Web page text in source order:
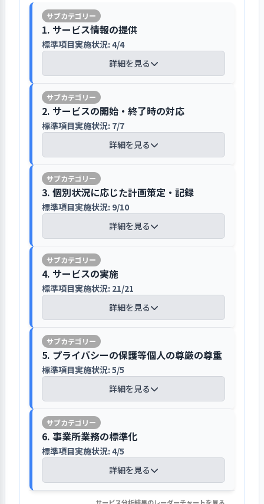
重要な案件を決定する手順は、法人定
款、定款施行細則に定めている。意思
決定の内容は毎月の職員会議や朝の職
員ミーティングで経緯とともに説明し
ている。週3日勤務のパートタイムの職
員にも伝わるようパソコン内の情報共
有フォルダを活用して、情報の漏れや
情報格差が生じないようにしている。
利用者に関わる事項については、毎朝
行われる朝礼で利用者に報告し内容を
説明するとともに、出勤頻度が低い利
用者にも周知できるようホワイトボー
ドや掲示物で常に目に触れるようにし
たり職員から声かけするなど漏れのな
いようにしている。
1. 事業所が目指していることの実現に向け
て一丸となっている
標準項目実施状況: 7/7
1. 事業所が目指していること（理念・ビジ
ョン、基本方針など）を周知している
事業所が目指していること（理
念・ビジョン、基本方針など）につ
た中期・短期の課題を踏まえて年度目
標を定め、事務室内に掲示して職員や
利用者と共有している。それらを踏ま
えて年度事業計画を策定している。予
算はこの事業計画を反映させ編成して
いる。利用者が一人ひとり自己決定に
基づいて行動できるよう、この計画を
職員間で共有し、連携して利用者への
支援体制を構築している。
必要な修正を加えている
年間の事業計画を実行するために個々
の事業の進行をブレイクダウンして年
間カレンダー、年間行事・レクリエー
ション予定表に記載し、担当職員を割
り振っている。そして、年間や月間の予
定表を作成して掲示し、職員や利用者
と共有している。計画に変更があった
場合は、その都度更新し掲示して職
員、利用者の認識がずれないようにし
ている。事業計画は半年ごとに事業報
告を行い下半期に向けて当初計画に修
正を加えている。事業計画や事業報告
は共有フォルダに保存してあり、いつ
でも閲覧して確認できるようにしてい
る。
1. 事業所を取り巻く環境について情報を把
握・検討し、課題を抽出している
者は施設長が務め、職員が苦情受付担
当者になっている。折に触れ、朝礼の
場でも苦情解決制度について説明をし
ている。さらに、意見や要望を聞いた
職員は速やかに他の職員とその内容を
共有し、ミーティングを開催して対応
策を検討している。虐待については職
員同士がお互いに言動に注意をしあっ
て防止を図り、さらに上司への報告も
義務付けている。
見学受け入れやカフェの営業などで地域
との関係作りに取り組んでいる
事業所運営の透明性を高めるため法人
機関紙やホームページで活動内容を開
示している。新型コロナウイルス感染
の状況に配慮しつつ見学者や中学生の
職場体験や体験ボランティア、事業所利
用希望者の体験実習は担当職員を決め
受け入れている。生産活動としてカフ
ェを営業しており地域住民の憩いの場
されている。さらに、町内会の花いっ
ぱい運動に参加して花を育てるなど地
域との関係作りに取り組んでいる。地
域自立支援協議会専門部会に参加し地
域の課題について意見交換をしてい
1. 社会人・福祉サービス事業者として守る
べきことを明確にし、その達成に取り組ん
でいる
想定されるリスクに備えマニュアルを整
備し、必要な対策を採っている
事故発生時対応マニュアルや感染症マ
ニュアル、苦情対応マニュアルを整備
じている。カフェなどで販売している
パンや菓子などの苦情も営業上のリス
クとしてとらえ、ワッフルがぬるい、
毛髪混入などのクレームに対して苦情
対応マニュアルに沿って対応してい
合にそなえ、洪水時の避難確保計画や
土砂災害対策マニュアル、感染症に対
する新型コロナウイルス感染症発生時
における事業継続計画（BCP）等を策
定しており、計画に沿って避難訓練も実
施している。
個人情報保護規定を整備し、他機関と情
報共有するときは本人の了解を得ている
報保護に関する方針や個人情報保護規
定を定め、職員に周知している。利用
者の個人情報に関しては利用契約時に
「個人情報提供同意書」の提出を求
め、個人情報の取扱いについて詳細に
説明している。また、自己の個人記録
は開示請求できる旨を重要事項説明書
に記載している。支援の都合上他機関
と情報共有する時は、その都度本人に
了解を得ている。個人情報は紙媒体は
施錠できる書庫に保管し、電子データ
はサーバーの共有フォルダに整理保存
人内全施設長の会議や、臨時管理職会
等を開催し検討している。ほどなく方
向性が打ち出せる見込みとなってい
る。
職員が率先して外部研修に参加して様々
な情報を持ち帰り職員間で共有している
職員の研修は施設内部や市、東京都、
地区の保健所、東京都社会福祉協議会
等が開催する精神事例検討や就労支
援、工賃アップ、また食品衛生講習な
どをテーマにしたものに参加してい
る。感染症対策でオンライン研修が多
い。受講者は研修復命書を提出し、報
告書は回覧し他の職員が共有できるよ
うにしている。
有給休暇取得希望表の活用で有給休暇を
取りやすくするなど働きやすさを追求し
法人全体で職員の処遇や今後の職員配
置について検討している。有給休暇に
ついては、取得希望表を配布し翌月の
休暇の調整をしている。職員の意識の
把握の機会として契約職員は契約更新
の時に、常勤職員は年1回程度希望に応
じて個別面談を行っている。事業の推
進について、職員会議では定期的に進
捗状況を周知している。また、利用者
対応について個別記録を徹底し日々職
員間で共有を図り、利用者の状態はど
る（その１）
【前年度の重要課題に対する組織的な活
動（評価機関によるまとめ）】
平成30（2018）年の事業所移転に伴い定
員40名に増員するなど規模拡大を図って3
年の間、利用者の入退所が頻繁に起こり
障害特性も複雑化してきたことから、よ
り高いレベルでの対応力が求められるよ
者人数が増えたことで職員の支援体制が
手薄になってきたことから、利用者対応
の充実と強化、作業活動の維持、そして
職員支援体制の強化を目標とした。
具体的には以下の通り取り組んだ。利用
談には早急に対応するとともに、その都
度状況の変化に応じて丁寧に対応した。
コロナ禍に対する不安軽減のための精神
的ケアにも取り組んだ。
軽作業は受注履歴のある企業に働きかけ
受注を再開することができた。パン・菓
子類製造作業は従来の販売委託先が閉店
等で納品できなくなったため、個人・グ
ループを中心とした小口先を開拓した。
喫茶業務は短縮営業を余儀なくされた
が、固定客の開拓やメニューに変化を出
すなどの取り組みをした。
年度途中に入職した新規職員には、入職
直後に集中的に内部研修を行った。コロ
ナ禍による生産活動への影響を踏まえ現
場職員の配置を見直し現実に即した体制
1. サービス情報の提供
標準項目実施状況: 4/4
詳細を見る
【講評】
主に心の病により「生活のしづらさ」
を抱えた方々を長年支援してきた作業
所である
当事業所の元々の母体は、「スマイル
の会」という精神の障害を持つ家族の
ための任意団体である。その後、平成
22（2010）年４月に現在の事業所を運
営する社会福祉法人に事業が引き継が
れた。その後、約15年前にまだ親の会
が運営していた時に移転し、所在市の
消費生活センターが入っていた建物を
一部改装して使用していた。そこは間
取り等に制約があり、建物自体の老朽
30（2018）年10月に現在地に新築移転
した。
リーフレットやインターネット媒体な
どを活用し、事業所の情報を広範に発
作業および仲間や地域市民との交流な
ど様々な活動を通じて、利用者が自分
らしい生き方を見つけていける場を提
供している。事業所の情報を外部に提
供する主な媒体として事業所作成のリ
2. サービスの開始・終了時の対応
標準項目実施状況: 7/7
詳細を見る
【講評】
事前の面談と利用開始前の体験通所で
利用者側の意向を把握している
サービスを利用するにあたって知る必
要のある基本的なルールや重要事項な
どは、利用契約締結時に説明をしてい
る。「ルール決まり事一覧表」や契約
書と重要事項説明書の読み合わせを行
い、利用者側の同意を得た上でこれら
の書類に署名と捺印を得ている。特に
工賃の計算方法や私物の持ち込み、社
会的ルールの徹底などは重点的に説明
している。利用契約の前の段階におい
て、体験通所での事業所との相性など
の今後の意向と事業所として支援でき
ることなどを十分に話し合うことに努
めている。
新規利用者に対してまずは新しい環境
に慣れることができるように対応する
3. 個別状況に応じた計画策定・記録
標準項目実施状況: 9/10
詳細を見る
【講評】
面談等を通じて個々の利用者のニーズ
を把握し個別支援計画に反映させてい
る
支援計画の作成・見直しの手順は、
「個別支援計画作成の手順・流れ」に
より明確にしている。日々記録されて
いる利用者の行動や発言および現場職
員からの聞き取りから現状と課題点を
明確にして個別の計画を作成してい
る。さらに面談では作成した計画内容
について利用者とすり合わせを行った
り利用者の意向に応じて修正を加えな
がら、長期目標を決めていく。この長
4. サービスの実施
標準項目実施状況: 21/21
詳細を見る
1．個別の支援計画等に基づいて、利用者の
望む自立した生活を送れるよう支援を行って
個別の支援計画に基づいて支援
を行っている
利用者一人ひとりに合わせて、
5. プライバシーの保護等個人の尊厳の尊重
標準項目実施状況: 5/5
詳細を見る
【講評】
プライバシーに配慮し、持ち物は利用
者個別のロッカーで管理してもらってい
る
6. 事業所業務の標準化
標準項目実施状況: 4/5
詳細を見る